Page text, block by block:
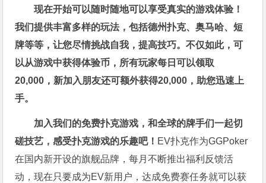
现在开始可以随时随地可以享受真实的游戏体验！
我们提供丰富多样的玩法，包括德州扑克、奥马哈、短
牌等等，让您尽情挑战自我，提高技巧。不仅如此，可
以从游戏中获得体验币，所有玩家每日可以领取
20,000，新加入朋友还可额外获得20,000，助您迅速上
手。
加入我们的免费扑克游戏，和全球的牌手们一起切
磋技艺，感受扑克游戏的乐趣吧！ EV扑克作为GGPoker
在国内新开设的旗舰品牌，每月不断推出福利反馈活
动，现在只要成为EV新用户，达成免费赛任务就可以获